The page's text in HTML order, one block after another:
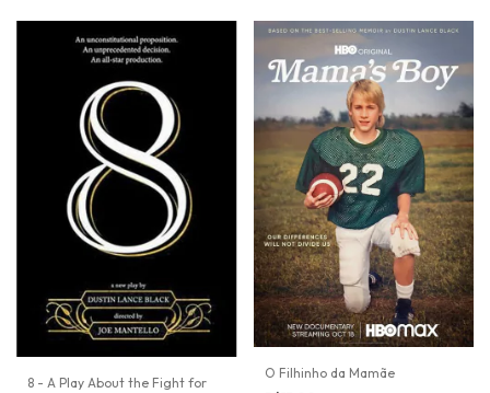
8 - A Play About the Fight for
O Filhinho da Mamãe